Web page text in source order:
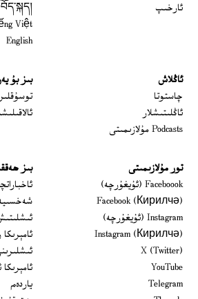
ئارخىپ
བོད་སྐད།
Việt
English
ئاڭلاش
چاستوتا
ئاڭلىتىشلار
Podcasts مۇلازىمىتى
بىز بۇ
تور مۇلازىمىتى
Faceboook (ئۇيغۇرچە)
Opens in new window
Facebook (Кирилчә)
Opens in new window
Instagram (ئۇيغۇرچە)
Opens in new window
Instagram (Кирилчә)
Opens in new window
X (Twitter)
YouTube
Telegram
بىز
ئامېرىكا
ياردەم